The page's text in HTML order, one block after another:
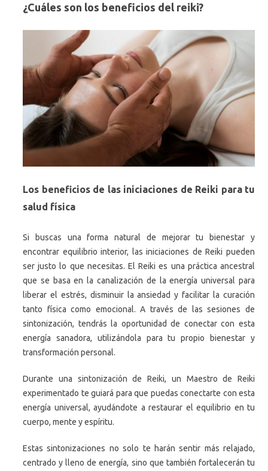
¿Cuáles son los beneficios del reiki?
Los beneficios de las iniciaciones de Reiki para tu
salud física
Si buscas una forma natural de mejorar tu bienestar y
encontrar equilibrio interior, las iniciaciones de Reiki pueden
ser justo lo que necesitas. El Reiki es una práctica ancestral
que se basa en la canalización de la energía universal para
liberar el estrés, disminuir la ansiedad y facilitar la curación
tanto física como emocional. A través de las sesiones de
sintonización, tendrás la oportunidad de conectar con esta
energía sanadora, utilizándola para tu propio bienestar y
transformación personal.
Durante una sintonización de Reiki, un Maestro de Reiki
experimentado te guiará para que puedas conectarte con esta
energía universal, ayudándote a restaurar el equilibrio en tu
cuerpo, mente y espíritu.
Estas sintonizaciones no solo te harán sentir más relajado,
centrado y lleno de energía, sino que también fortalecerán tu